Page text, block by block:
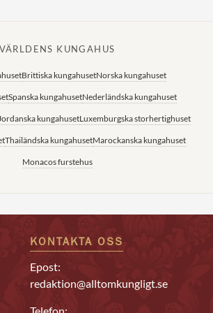
VÄRLDENS KUNGAHUS
Brittiska kungahusetNorska kungahuset
Spanska kungahusetNederländska kungahuset
kungahusetLuxemburgska storhertighuset
Thailändska kungahusetMarockanska kungahuset
Monacos furstehus
KONTAKTA OSS
Epost:
redaktion@alltomkungligt.se